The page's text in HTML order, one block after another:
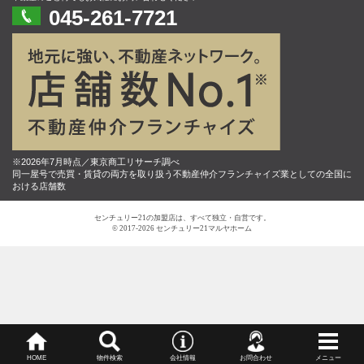
045-261-7721
※2026年7月時点／東京商工リサーチ調べ
同一屋号で売買・賃貸の両方を取り扱う不動産仲介フランチャイズ業としての全国に
おける店舗数
センチュリー21の加盟店は、すべて独立・自営です。
© 2017-2026 センチュリー21マルヤホーム
HOME 物件検索 会社情報 お問合わせ メニュー